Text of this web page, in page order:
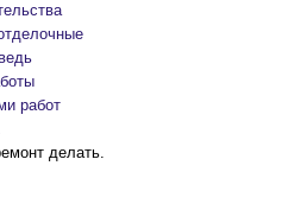
работ
делать.